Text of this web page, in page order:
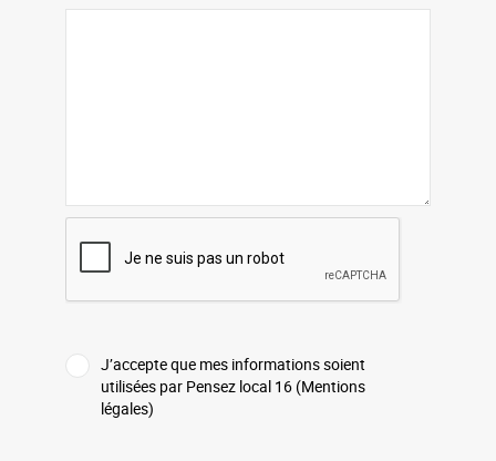
J’accepte que mes informations soient
utilisées par Pensez local 16 (Mentions
légales)